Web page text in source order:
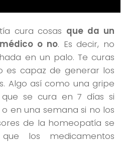
cura cosas que da un
o no. Es decir, no
en un palo. Te curas
es capaz de generar los
Algo así como una gripe
se cura en 7 días si
en una semana si no los
de la homeopatía se
los medicamentos